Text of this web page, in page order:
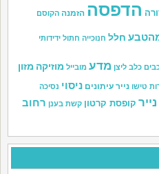
הדפסה הזמנה הקוסם
חלל חנוכייה חתול ידידותי
כלב ליצן מדע מובייל מוזיקה מזון
טישו נייר עיתונים ניסוי נסיכה
קופסת קרטון קשת בענן רחוב